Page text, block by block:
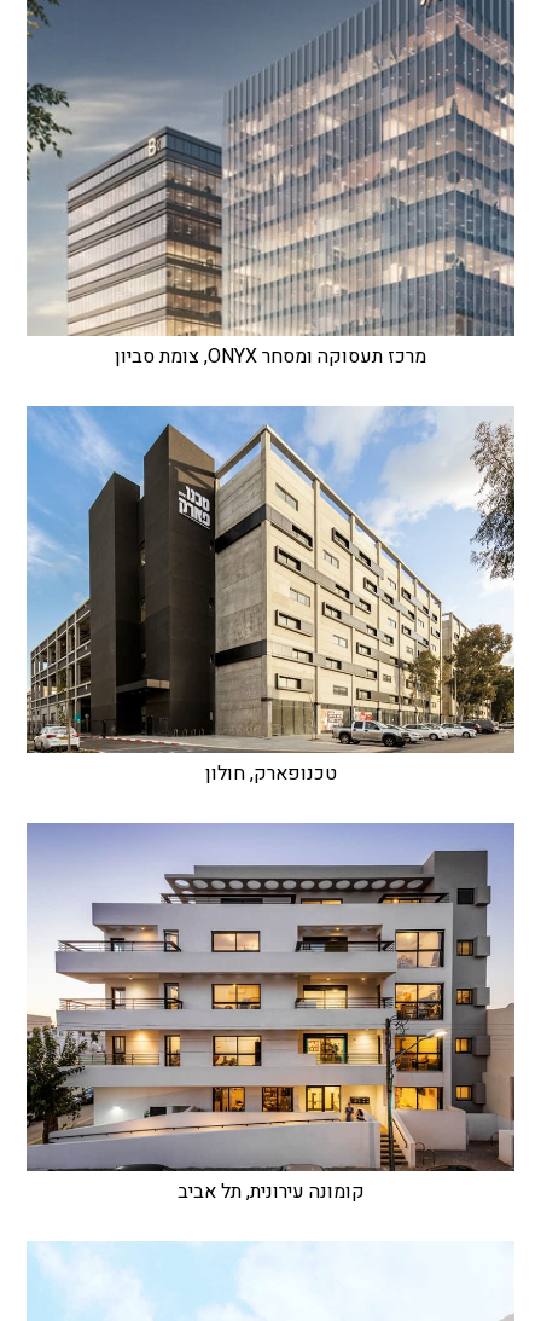
מרכז תעסוקה ומסחר ONYX, צומת סביון
טכנופארק, חולון
קומונה עירונית, תל אביב